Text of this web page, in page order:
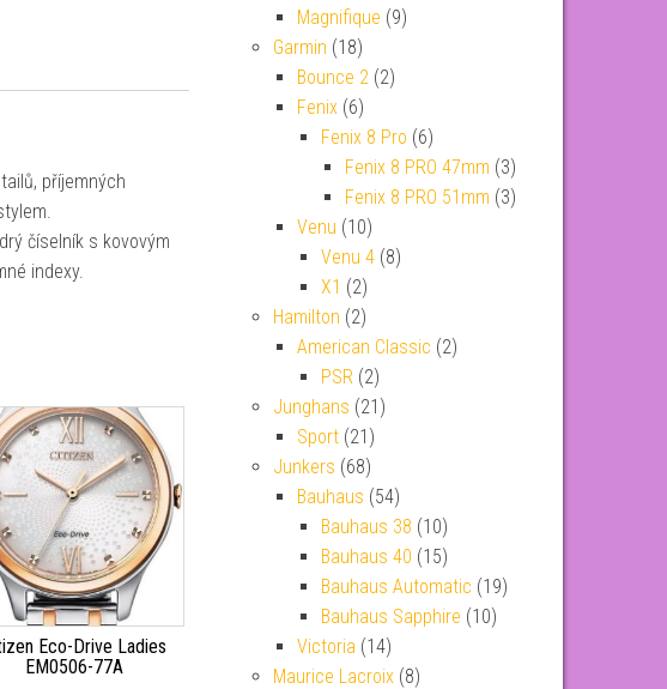
příjemných
číselník s kovovým
indexy.
Eco-Drive Ladies
EM0506-77A
Magnifique (9)
Garmin (18)
Bounce 2 (2)
Fenix (6)
Fenix 8 Pro (6)
Fenix 8 PRO 47mm (3)
Fenix 8 PRO 51mm (3)
Venu (10)
Venu 4 (8)
X1 (2)
Hamilton (2)
American Classic (2)
PSR (2)
Junghans (21)
Sport (21)
Junkers (68)
Bauhaus (54)
Bauhaus 38 (10)
Bauhaus 40 (15)
Bauhaus Automatic (19)
Bauhaus Sapphire (10)
Victoria (14)
Maurice Lacroix (8)